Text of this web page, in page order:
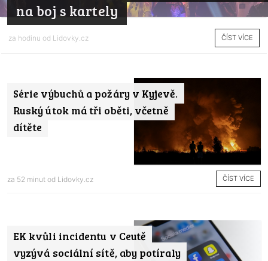
na boj s kartely
za hodinu od Lidovky.cz ČÍST VÍCE
Série výbuchů a požáry v Kyjevě.
Ruský útok má tři oběti, včetně
dítěte
za 52 minut od Lidovky.cz ČÍST VÍCE
EK kvůli incidentu v Ceutě
vyzývá sociální sítě, aby potíraly